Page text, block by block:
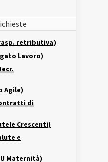
retributiva)
Lavoro)
Agile)
di
Crescenti)
e
Maternità)